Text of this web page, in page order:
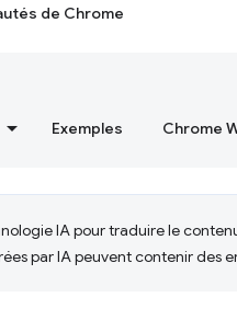
de Chrome
Exemples Chrome
IA pour traduire le
par IA peuvent contenir des